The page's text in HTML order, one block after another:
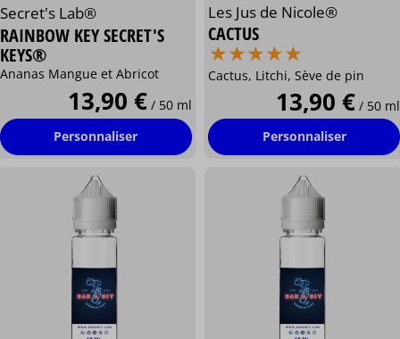
Secret's Lab®
RAINBOW KEY SECRET'S
KEYS®
Ananas Mangue et Abricot
13,90 € / 50 ml
Personnaliser
Les Jus de Nicole®
CACTUS
⋆⋆⋆⋆⋆
⋆⋆⋆⋆⋆
Cactus, Litchi, Sève de pin
13,90 € / 50 ml
Personnaliser